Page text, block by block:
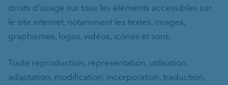
droits d’usage sur tous les éléments accessibles sur
le site internet, notamment les textes, images,
graphismes, logos, vidéos, icônes et sons.
Toute reproduction, représentation, utilisation,
adaptation, modification, incorporation, traduction,